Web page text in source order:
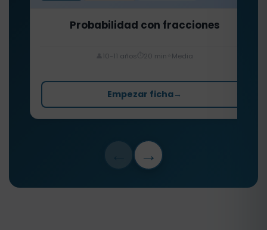
Probabilidad con fracciones
10-11 años 20 min Media
Empezar ficha→
→